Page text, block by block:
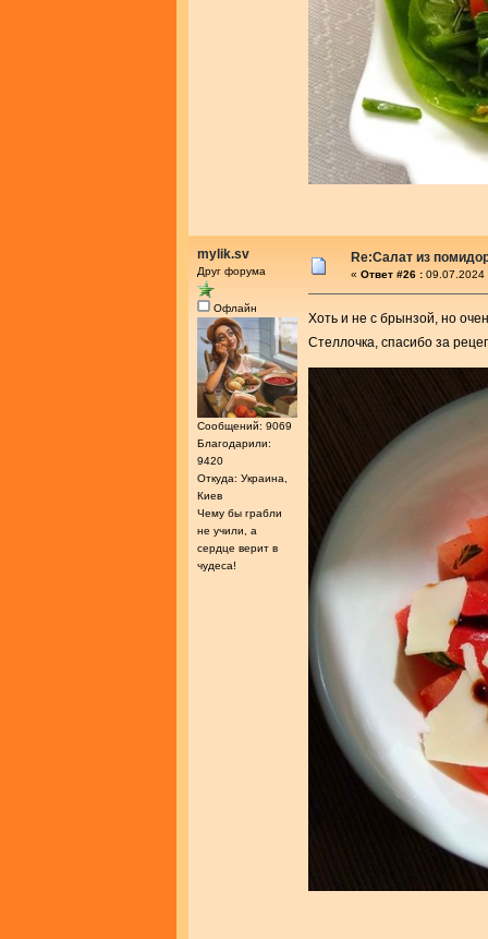
mylik.sv
Друг форума
Офлайн
Сообщений: 9069
Благодарили:
9420
Откуда: Украина,
Киев
Чему бы грабли
не учили, а
сердце верит в
чудеса!
Re:Салат из
« Ответ #26 : 09.07.2024
Хоть и не с брынзой, но
Стеллочка, спасибо за